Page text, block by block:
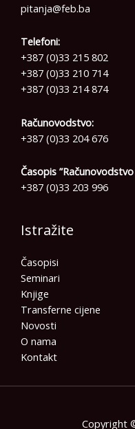
pitanja@feb.ba
Telefoni:
+387 (0)33 215 802
+387 (0)33 210 714
+387 (0)33 214 874
Računovodstvo:
+387 (0)33 204 676
Časopis
+387 (0)33 203 996
Istražite
Časopisi
Seminari
Knjige
Transferne cijene
Novosti
O nama
Kontakt
Copyright